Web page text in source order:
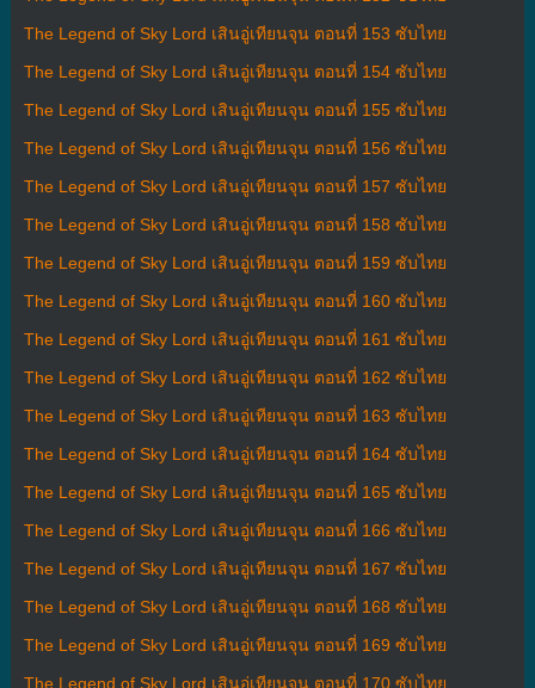
The Legend of Sky Lord เสินอู่เทียนจุน ตอนที่ 153 ซับไทย
The Legend of Sky Lord เสินอู่เทียนจุน ตอนที่ 154 ซับไทย
The Legend of Sky Lord เสินอู่เทียนจุน ตอนที่ 155 ซับไทย
The Legend of Sky Lord เสินอู่เทียนจุน ตอนที่ 156 ซับไทย
The Legend of Sky Lord เสินอู่เทียนจุน ตอนที่ 157 ซับไทย
The Legend of Sky Lord เสินอู่เทียนจุน ตอนที่ 158 ซับไทย
The Legend of Sky Lord เสินอู่เทียนจุน ตอนที่ 159 ซับไทย
The Legend of Sky Lord เสินอู่เทียนจุน ตอนที่ 160 ซับไทย
The Legend of Sky Lord เสินอู่เทียนจุน ตอนที่ 161 ซับไทย
The Legend of Sky Lord เสินอู่เทียนจุน ตอนที่ 162 ซับไทย
The Legend of Sky Lord เสินอู่เทียนจุน ตอนที่ 163 ซับไทย
The Legend of Sky Lord เสินอู่เทียนจุน ตอนที่ 164 ซับไทย
The Legend of Sky Lord เสินอู่เทียนจุน ตอนที่ 165 ซับไทย
The Legend of Sky Lord เสินอู่เทียนจุน ตอนที่ 166 ซับไทย
The Legend of Sky Lord เสินอู่เทียนจุน ตอนที่ 167 ซับไทย
The Legend of Sky Lord เสินอู่เทียนจุน ตอนที่ 168 ซับไทย
The Legend of Sky Lord เสินอู่เทียนจุน ตอนที่ 169 ซับไทย
The Legend of Sky Lord เสินอู่เทียนจุน ตอนที่ 170 ซับไทย